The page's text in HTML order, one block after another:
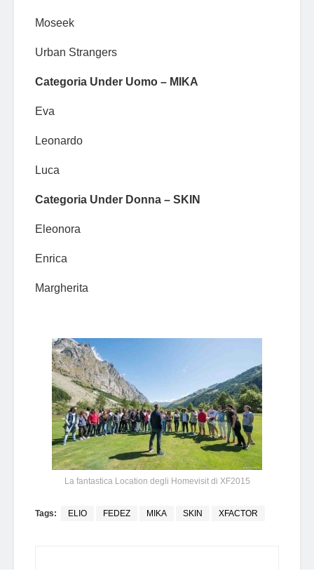
Moseek
Urban Strangers
Categoria Under Uomo – MIKA
Eva
Leonardo
Luca
Categoria Under Donna – SKIN
Eleonora
Enrica
Margherita
La fantastica Location degli Homevisit di XF2015
Tags: ELIO FEDEZ MIKA SKIN XFACTOR